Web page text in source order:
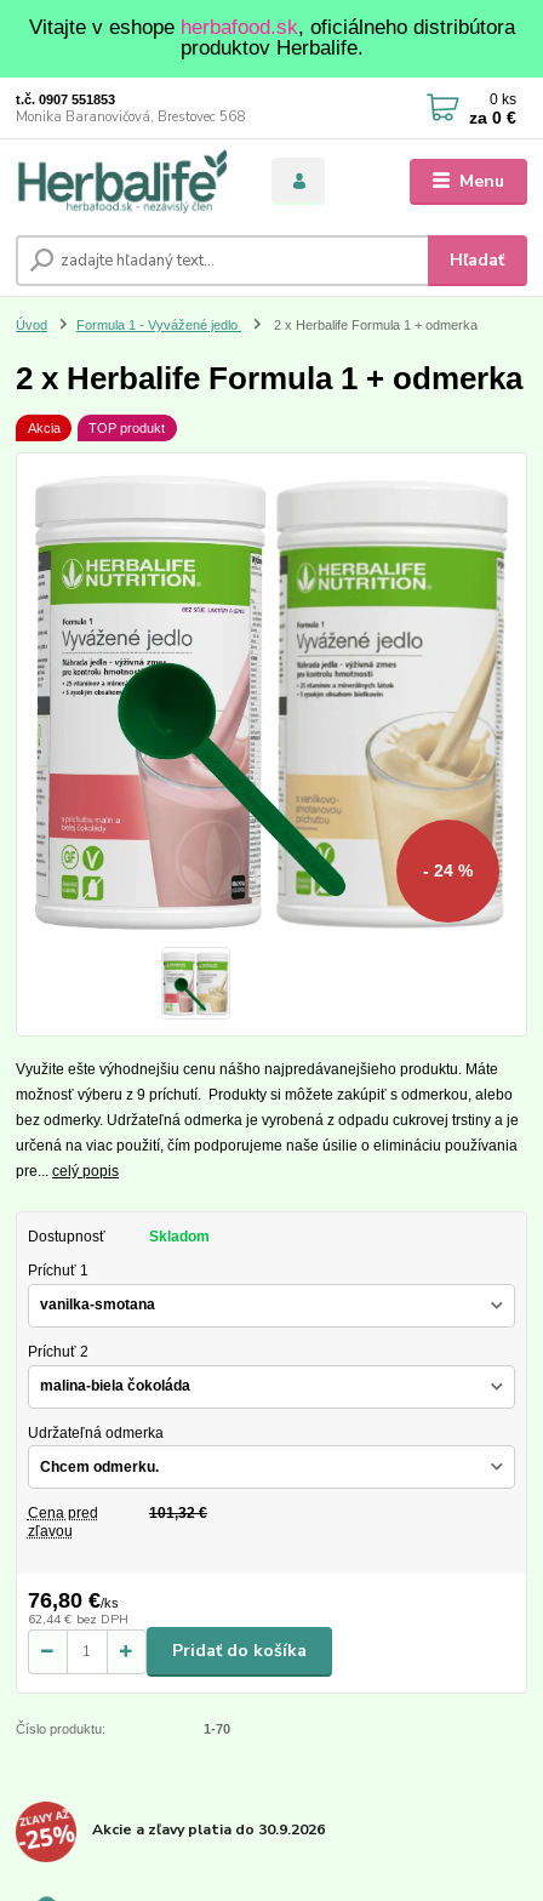
Vitajte v eshope herbafood.sk, oficiálneho distribútora
produktov Herbalife.
Menu
Hľadať
t.č. 0907 551853
Monika Baranovičová, Brestovec 568
0ks
za 0 €
Úvod Formula 1 - Vyvážené jedlo 2 x Herbalife Formula 1 + odmerka
2 x Herbalife Formula 1 + odmerka
Akcia TOP produkt
- 24 %
Využite ešte výhodnejšiu cenu nášho najpredávanejšieho produktu. Máte
možnosť výberu z 9 príchutí. Produkty si môžete zakúpiť s odmerkou, alebo
bez odmerky. Udržateľná odmerka je vyrobená z odpadu cukrovej trstiny a je
určená na viac použití, čím podporujeme naše úsilie o elimináciu používania
pre...celý popis
Dostupnosť Skladom
Príchuť 1
Príchuť 2
Udržateľná odmerka
Cena pred
zľavou
101,32 €
76,80 €/ks
62,44 € bez DPH
Pridať do košíka
Číslo produktu: 1-70
Akcie a zľavy platia do 30.9.2026